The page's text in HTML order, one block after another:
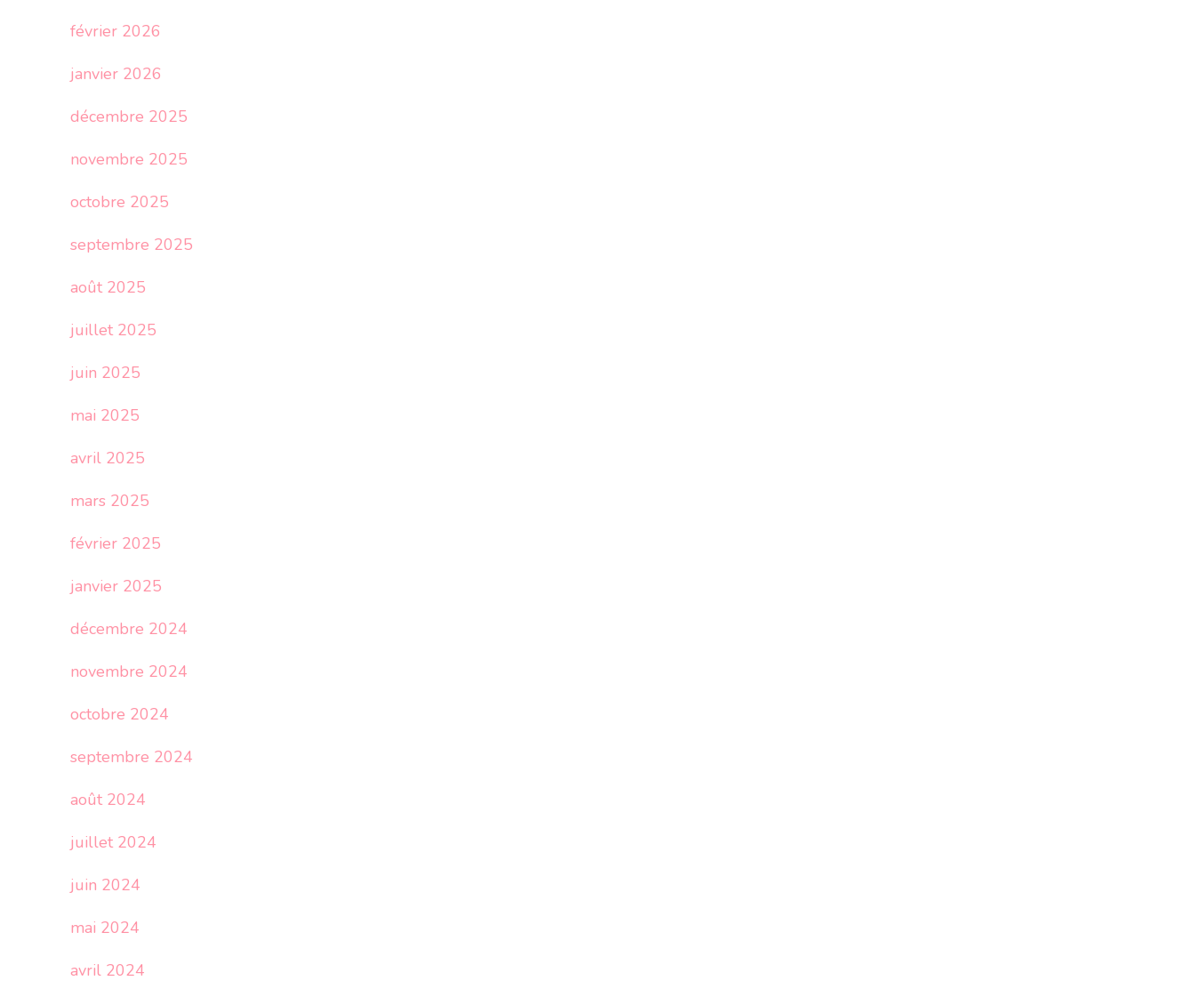
février 2026
janvier 2026
décembre 2025
novembre 2025
octobre 2025
septembre 2025
août 2025
juillet 2025
juin 2025
mai 2025
avril 2025
mars 2025
février 2025
janvier 2025
décembre 2024
novembre 2024
octobre 2024
septembre 2024
août 2024
juillet 2024
juin 2024
mai 2024
avril 2024